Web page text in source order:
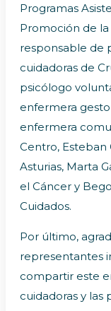
Programas
Promoción de la
responsable de
cuidadoras de
psicólogo
enfermera
enfermera
Centro, Esteban
Asturias, Marta
el Cáncer y
Cuidados.
Por último,
representantes
compartir este
cuidadoras y las